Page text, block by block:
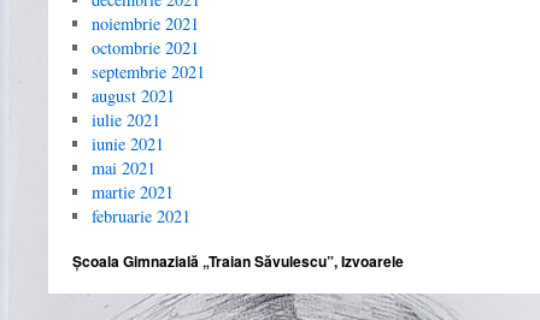
noiembrie 2021
octombrie 2021
septembrie 2021
august 2021
iulie 2021
iunie 2021
mai 2021
martie 2021
februarie 2021
Școala Gimnazială „Traian Săvulescu”, Izvoarele